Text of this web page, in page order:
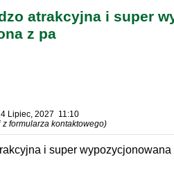
atrakcyjna i super
z pa
Lipiec, 2027 11:10
z formularza kontaktowego)
i super